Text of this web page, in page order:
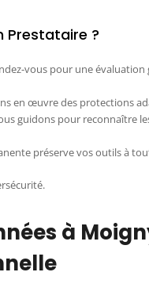
Prestataire ?
vous pour une
en œuvre des protections
guidons pour reconnaître
préserve vos outils à
à